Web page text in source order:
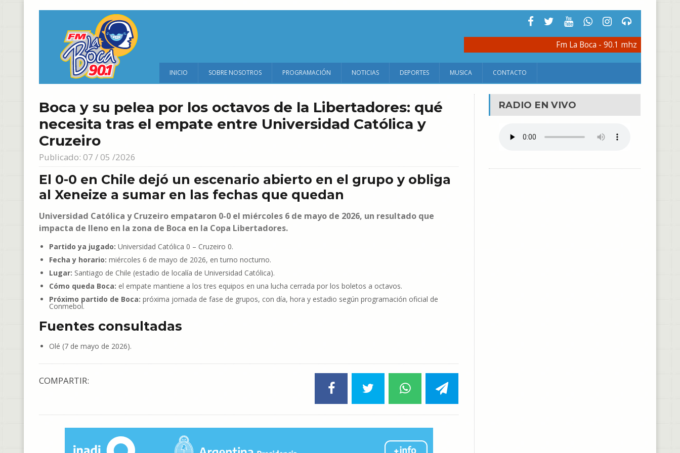
Fm La Boca - 90.1 mhz
INICIO SOBRE NOSOTROS PROGRAMACIÓN NOTICIAS DEPORTES MUSICA CONTACTO
Boca y su pelea por los octavos de la Libertadores: qué
necesita tras el empate entre Universidad Católica y
Cruzeiro
Publicado: 07 / 05 /2026
El 0-0 en Chile dejó un escenario abierto en el grupo y obliga
al Xeneize a sumar en las fechas que quedan
Universidad Católica y Cruzeiro empataron 0-0 el miércoles 6 de mayo de 2026, un resultado que
impacta de lleno en la zona de Boca en la Copa Libertadores.
Partido ya jugado: Universidad Católica 0 – Cruzeiro 0.
Fecha y horario: miércoles 6 de mayo de 2026, en turno nocturno.
Lugar: Santiago de Chile (estadio de localía de Universidad Católica).
Cómo queda Boca: el empate mantiene a los tres equipos en una lucha cerrada por los boletos a octavos.
Próximo partido de Boca: próxima jornada de fase de grupos, con día, hora y estadio según programación oficial de
Conmebol.
Fuentes consultadas
Olé (7 de mayo de 2026).
COMPARTIR:
RADIO EN VIVO